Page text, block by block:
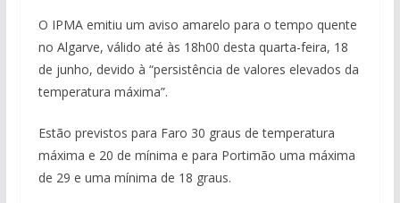
O IPMA emitiu um aviso amarelo para o tempo quente
no Algarve, válido até às 18h00 desta quarta-feira, 18
de junho, devido à “persistência de valores elevados da
temperatura máxima”.
Estão previstos para Faro 30 graus de temperatura
máxima e 20 de mínima e para Portimão uma máxima
de 29 e uma mínima de 18 graus.